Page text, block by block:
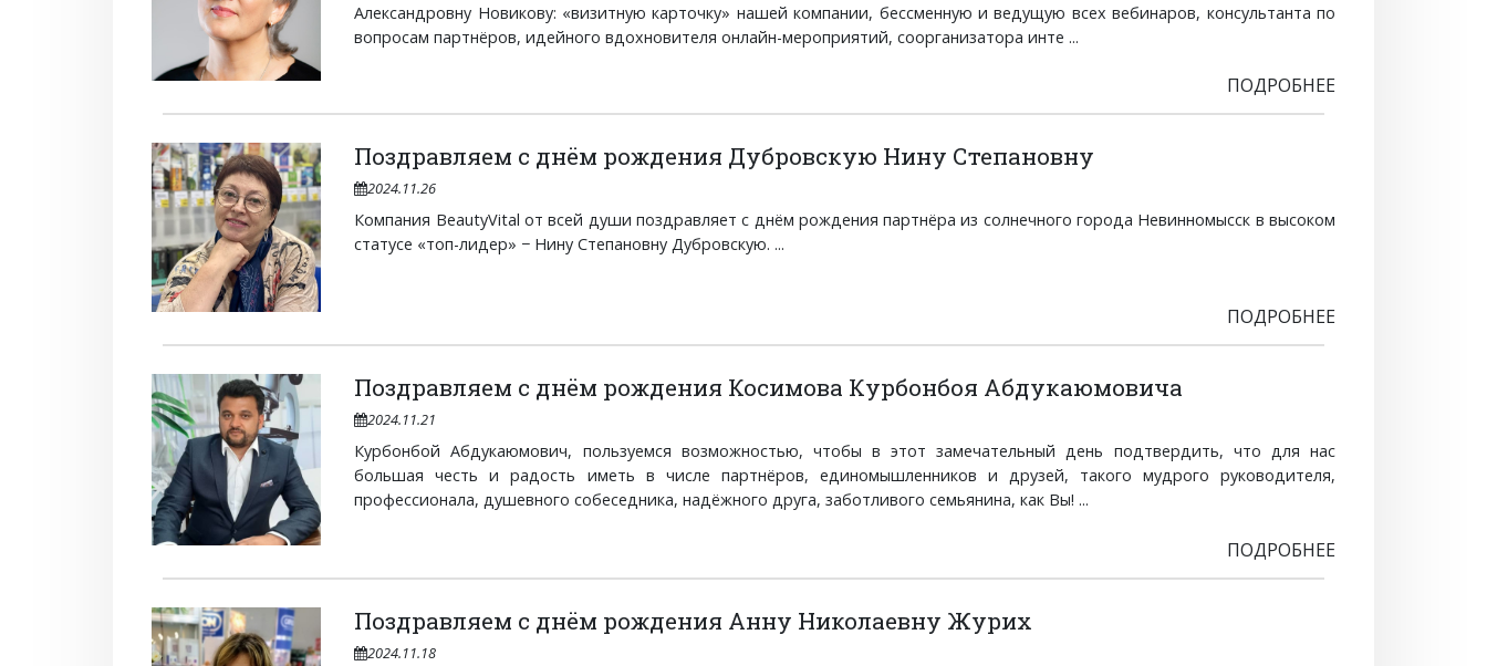
Александровну Новикову: «визитную карточку» нашей компании, бессменную и ведущую всех вебинаров, консультанта по
вопросам партнёров, идейного вдохновителя онлайн-мероприятий, соорганизатора инте ...
ПОДРОБНЕЕ
Поздравляем с днём рождения Дубровскую Нину Степановну
2024.11.26
Компания BeautyVital от всей души поздравляет с днём рождения партнёра из солнечного города Невинномысск в высоком
статусе «топ-лидер» − Нину Степановну Дубровскую. ...
ПОДРОБНЕЕ
Поздравляем с днём рождения Косимова Курбонбоя Абдукаюмовича
2024.11.21
Курбонбой Абдукаюмович, пользуемся возможностью, чтобы в этот замечательный день подтвердить, что для нас
большая честь и радость иметь в числе партнёров, единомышленников и друзей, такого мудрого руководителя,
профессионала, душевного собеседника, надёжного друга, заботливого семьянина, как Вы! ...
ПОДРОБНЕЕ
Поздравляем с днём рождения Анну Николаевну Журих
2024.11.18